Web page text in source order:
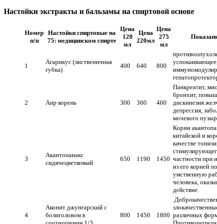
Настойки экстракты и бальзамы на спиртовой основе
Номер
п/п
Настойки спиртовые на
75: медицинском спирте
Цена
120
мл
Цена
220мл
Цена
275
мл
1
Агарикус (лиственичная
губка)
400 640 800
2 Аир корень 300 360 460
Панкреатит,
бронхит,
дискинезия
депрессия,
мочевого
3
Акантопанакс
сидячецветковый
650 1190 1450
Корни
китайской и
качестве
частности при
из его корней
умственную
человека,
действие.
4
Аконит джунгарский с
болиголовом в
800 1450 1800 различных